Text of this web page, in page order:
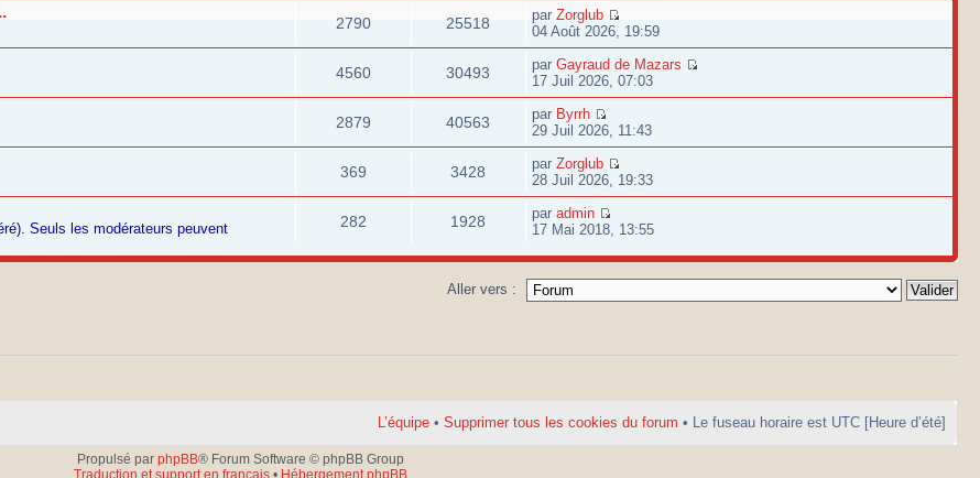
2790 25518 parZorglub
04 Août 2026, 19:59
4560 30493 parGayraud de Mazars
17 Juil 2026, 07:03
2879 40563 par Byrrh
29 Juil 2026, 11:43
369 3428 parZorglub
28 Juil 2026, 19:33
Seuls les modérateurs peuvent
282 1928 paradmin
17 Mai 2018, 13:55
Aller vers :
L’équipe • Supprimer tous les cookies du forum • Le fuseau horaire est UTC [Heure d’été]
Propulsé par phpBB® Forum Software © phpBB Group
Traduction et support en français• Hébergement phpBB